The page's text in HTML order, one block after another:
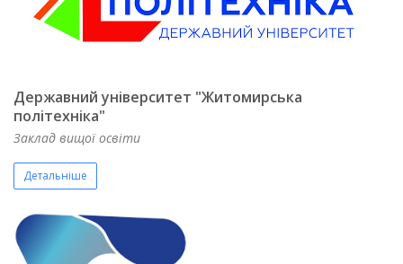
Державний університет "Житомирська
політехніка"
Заклад вищої освіти
Детальніше